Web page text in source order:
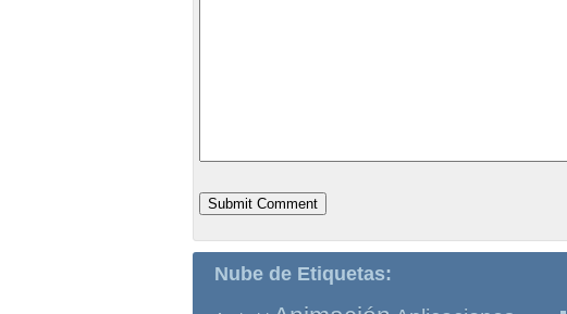
Nube de Etiquetas: